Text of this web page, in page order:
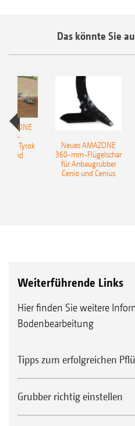
Das könnte Sie
Tyrok
Neues AMAZONE
360-mm-Flügelschar
für Anbaugrubber
Cenio und Cenius
Weiterführende Links
Hier finden Sie weitere
Bodenbearbeitung
Tipps zum erfolgreichen
Grubber richtig einstellen